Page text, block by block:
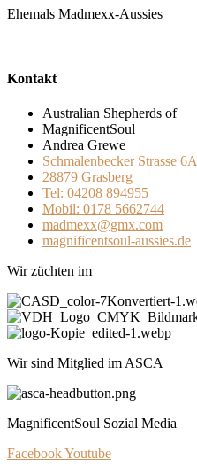
Ehemals Madmexx-Aussies
Kontakt
Australian Shepherds of
MagnificentSoul
Andrea Grewe
Schmalenbecker Strasse 6A
28879 Grasberg
Tel: 04208 894955
Mobil: 0178 5662744
madmexx@gmx.com
magnificentsoul-aussies.de
Wir züchten im
Wir sind Mitglied im ASCA
MagnificentSoul Sozial Media
FacebookYoutube